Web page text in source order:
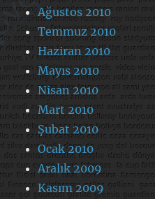
Ağustos 2010
Temmuz 2010
Haziran 2010
Mayıs 2010
Nisan 2010
Mart 2010
Şubat 2010
Ocak 2010
Aralık 2009
Kasım 2009